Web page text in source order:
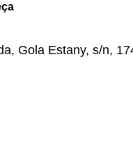
Gola Estany, s/n,